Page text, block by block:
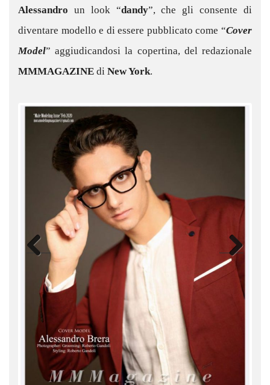
Alessandro un look “dandy”, che gli consente di
diventare modello e di essere pubblicato come “Cover
Model” aggiudicandosi la copertina, del redazionale
MMMAGAZINE di New York.
Next